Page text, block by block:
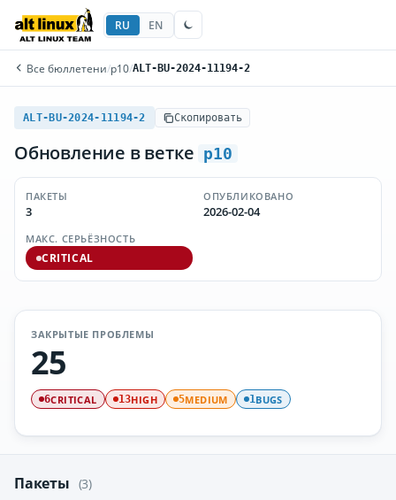
RU EN
Все бюллетени/p10/ALT-BU-2024-11194-2
ALT-BU-2024-11194-2 Скопировать
Обновление в ветке p10
ПАКЕТЫ
3
ОПУБЛИКОВАНО
2026-02-04
МАКС. СЕРЬЁЗНОСТЬ
CRITICAL
ЗАКРЫТЫЕ ПРОБЛЕМЫ
25
6CRITICAL 13HIGH 5MEDIUM 1BUGS
Пакеты (3)